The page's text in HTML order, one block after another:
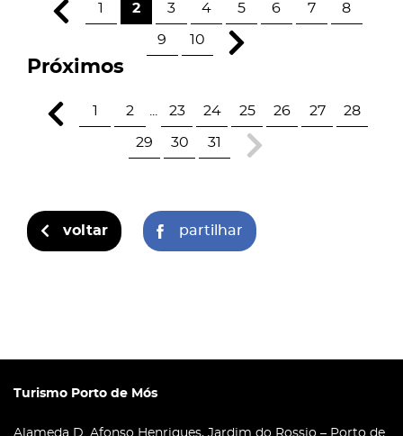
1 2 3 4 5 6 7 8
9 10
Próximos
1 2 23 24 25 26 27 28
29 30 31
voltar partilhar
Turismo Porto de Mós
Alameda D. Afonso Henriques, Jardim do Rossio – Porto de